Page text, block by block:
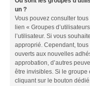
un ?
Vous pouvez consulter
lien « Groupes
l’utilisateur. Si vous
approprié. Cependant,
ouverts aux nouvelles
approbation, d’autres
être invisibles. Si le groupe
cliquant sur le bouton